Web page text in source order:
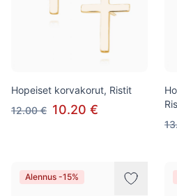
Hopeiset korvakorut, Ristit
12.00 € 10.20 €
Alennus -15%